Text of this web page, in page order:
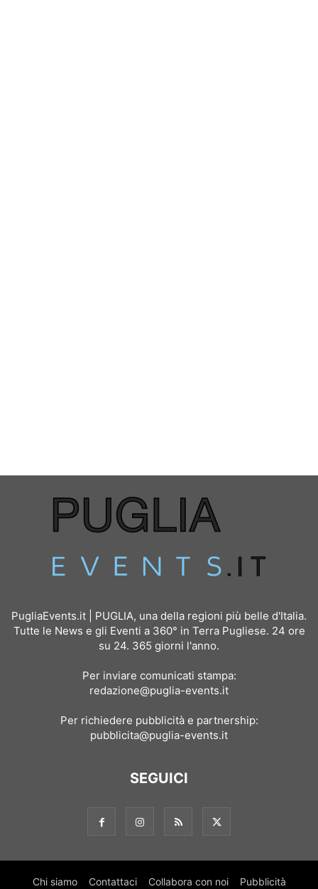
PugliaEvents.it | PUGLIA, una della regioni più belle d'Italia.
Tutte le News e gli Eventi a 360° in Terra Pugliese. 24 ore
su 24. 365 giorni l'anno.
Per inviare comunicati stampa:
redazione@puglia-events.it
Per richiedere pubblicità e partnership:
pubblicita@puglia-events.it
SEGUICI
Chi siamo Contattaci Collabora con noi Pubblicità